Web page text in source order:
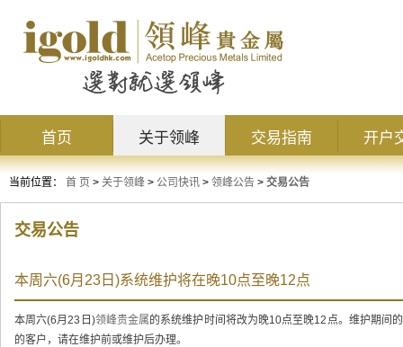
首页 关于领峰 交易指南 开户
当前位置： 首 页 > 关于领峰 > 公司快讯 > 领峰公告 > 交易公告
交易公告
本周六(6月23日)系统维护将在晚10点至晚12点
本周六(6月23日)领峰贵金属的系统维护时间将改为晚10点至晚12点。维护期间
的客户，请在维护前或维护后办理。